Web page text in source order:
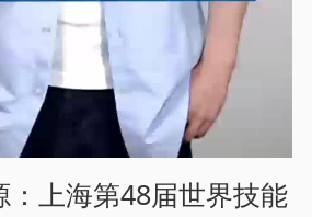
：上海第48届世界技能